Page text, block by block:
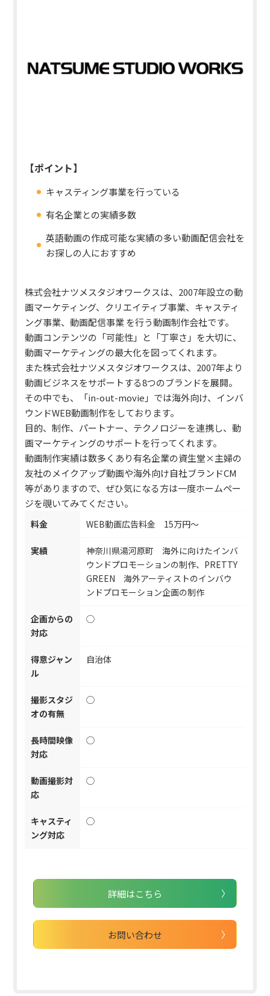
【ポイント】
キャスティング事業を行っている
有名企業との実績多数
英語動画の作成可能な実績の多い動画配信会社を
お探しの人におすすめ
株式会社ナツメスタジオワークスは、2007年設立の動
画マーケティング、クリエイティブ事業、キャスティ
ング事業、動画配信事業 を行う動画制作会社です。
動画コンテンツの「可能性」と「丁寧さ」を大切に、
動画マーケティングの最大化を図ってくれます。
また株式会社ナツメスタジオワークスは、2007年より
動画ビジネスをサポートする8つのブランドを展開。
その中でも、「in-out-movie」では海外向け、インバ
ウンドWEB動画制作をしております。
目的、制作、パートナー、テクノロジーを連携し、動
画マーケティングのサポートを行ってくれます。
動画制作実績は数多くあり有名企業の資生堂×主婦の
友社のメイクアップ動画や海外向け自社ブランドCM
等がありますので、ぜひ気になる方は一度ホームペー
ジを覗いてみてください。
料金 WEB動画広告料金 15万円〜
実績
神奈川県湯河原町 海外に向けたインバ
ウンドプロモーションの制作、PRETTY
GREEN 海外アーティストのインバウ
ンドプロモーション企画の制作
企画からの
対応
◯
得意ジャン
ル
自治体
撮影スタジ
オの有無
◯
長時間映像
対応
◯
動画撮影対
応
◯
キャスティ
ング対応
◯
詳細はこちら
お問い合わせ